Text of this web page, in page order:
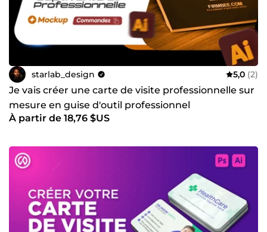
starlab_design 5,0 (2)
Je vais créer une carte de visite professionnelle sur
mesure en guise d'outil professionnel
À partir de 18,76 $US